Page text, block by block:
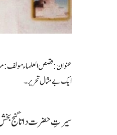
عنوان: قصص العلماء مولف: مرزا
ایک بے مثال تحریر۔
سیرتِ حضرت داتا گنج